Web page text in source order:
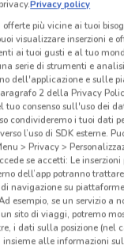
sempre
le migliori offerte
e creare la tua lista del
cellulare.
SCARICA
a Verona
Privacy policy
più vicine ai tuoi
visualizzare inserzioni e
ai tuoi gusti e al tuo
serie di strumenti e
dell'applicazione e sulle
2 della Privacy
tuo consenso sull'uso dei
condivideremo i tuoi dati
l’uso di SDK esterne.
> Privacy >
se accetti: Le
dell’app potranno
navigazione su
esempio, se un servizio a
sito di viaggi, potremo
i dati sulla posizione (nel
insieme alle informazioni